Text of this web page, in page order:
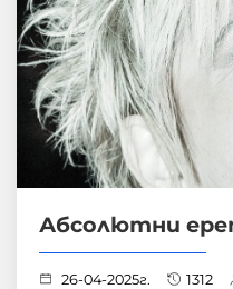
Абсолютни
26-04-2025г. 1312